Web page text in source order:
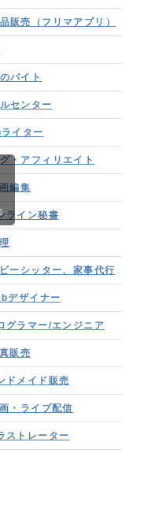
販売（フリマアプリ）
バイト
センター
イター
・アフィリエイト
編集
ライン秘書
ーシッター、家事代行
デザイナー
グラマー/エンジニア
販売
ドメイド販売
・ライブ配信
ストレーター